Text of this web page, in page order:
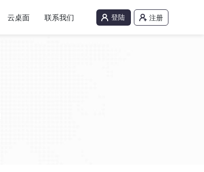
云桌面 联系我们 登陆 注册